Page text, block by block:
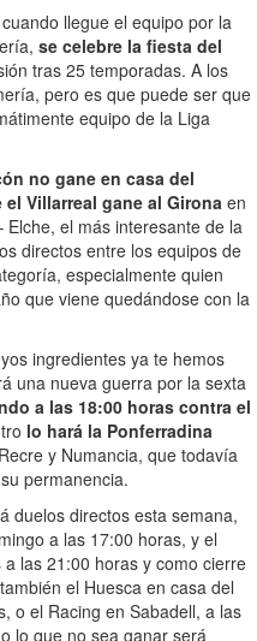
llegue el equipo por la
se celebre la fiesta del
tras 25 temporadas. A los
pero es que puede ser que
equipo de la Liga
no gane en casa del
el Villarreal gane al Girona en
el más interesante de la
directos entre los equipos de
especialmente quien
que viene quedándose con la
ingredientes ya te hemos
una nueva guerra por la sexta
a las 18:00 horas contra el
lo hará la Ponferradina
y Numancia, que todavía
permanencia.
duelos directos esta semana,
a las 17:00 horas, y el
a las 21:00 horas y como cierre
el Huesca en casa del
o el Racing en Sabadell, a las
lo que no sea ganar será